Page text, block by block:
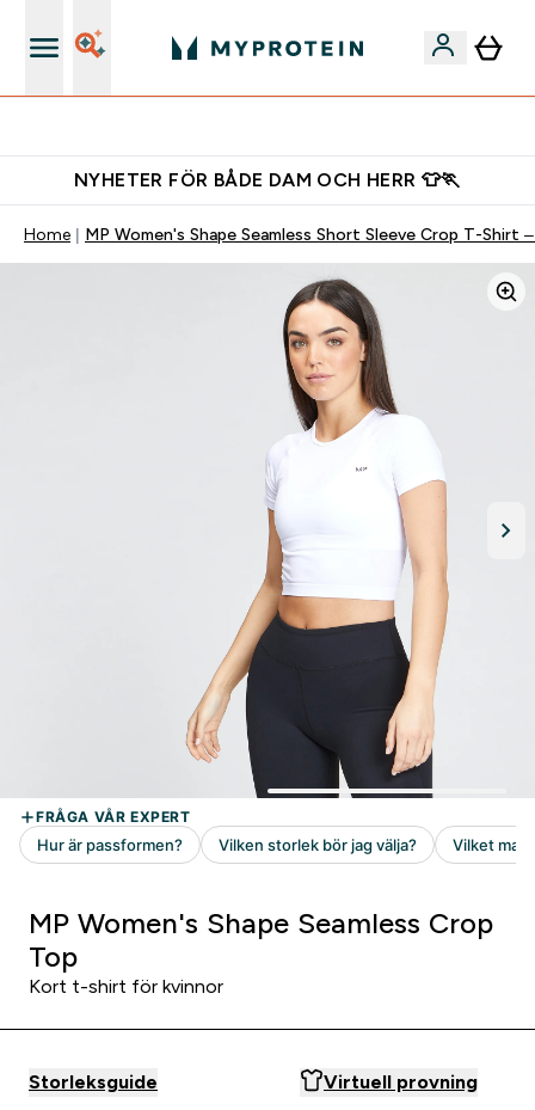
NYHETER FÖR BÅDE DAM OCH HERR 👕🏃
Home MP Women's Shape Seamless Short Sleeve Crop T-Shirt
MP Women's Shape Seamless Crop
Top
Kort t-shirt för kvinnor
Storleksguide Virtuell provning